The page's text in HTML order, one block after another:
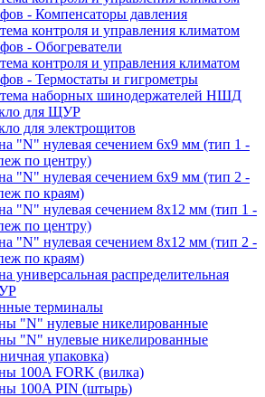
- Компенсаторы давления
контроля и управления климатом
- Обогреватели
контроля и управления климатом
- Термостаты и гигрометры
наборных шинодержателей НШД
для ЩУР
для электрощитов
"N" нулевая сечением 6х9 мм (тип 1 -
по центру)
"N" нулевая сечением 6х9 мм (тип 2 -
по краям)
"N" нулевая сечением 8х12 мм (тип 1 -
по центру)
"N" нулевая сечением 8х12 мм (тип 2 -
по краям)
универсальная распределительная
терминалы
"N" нулевые никелированные
"N" нулевые никелированные
упаковка)
100A FORK (вилка)
100A PIN (штырь)